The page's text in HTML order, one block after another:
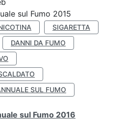
sul Fumo 2015
SIGARETTA
DANNI DA FUMO
SUL FUMO
sul Fumo 2016